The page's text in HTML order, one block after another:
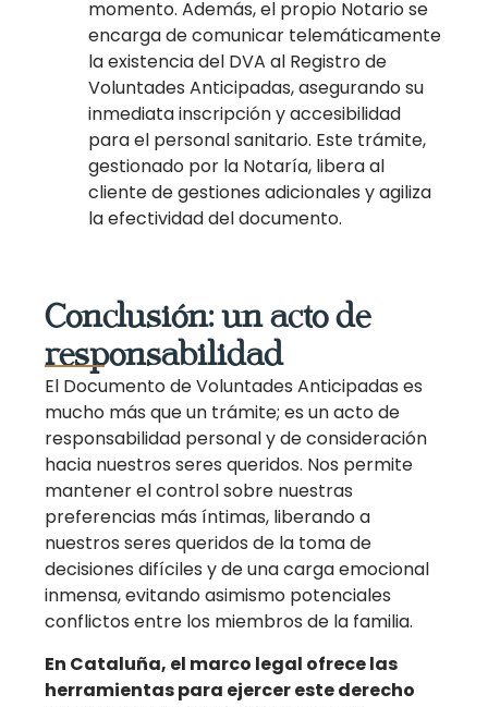
momento. Además, el propio Notario se
encarga de comunicar telemáticamente
la existencia del DVA al Registro de
Voluntades Anticipadas, asegurando su
inmediata inscripción y accesibilidad
para el personal sanitario. Este trámite,
gestionado por la Notaría, libera al
cliente de gestiones adicionales y agiliza
la efectividad del documento.
Conclusión: un acto de
responsabilidad
El Documento de Voluntades Anticipadas es
mucho más que un trámite; es un acto de
responsabilidad personal y de consideración
hacia nuestros seres queridos. Nos permite
mantener el control sobre nuestras
preferencias más íntimas, liberando a
nuestros seres queridos de la toma de
decisiones difíciles y de una carga emocional
inmensa, evitando asimismo potenciales
conflictos entre los miembros de la familia.
En Cataluña, el marco legal ofrece las
herramientas para ejercer este derecho